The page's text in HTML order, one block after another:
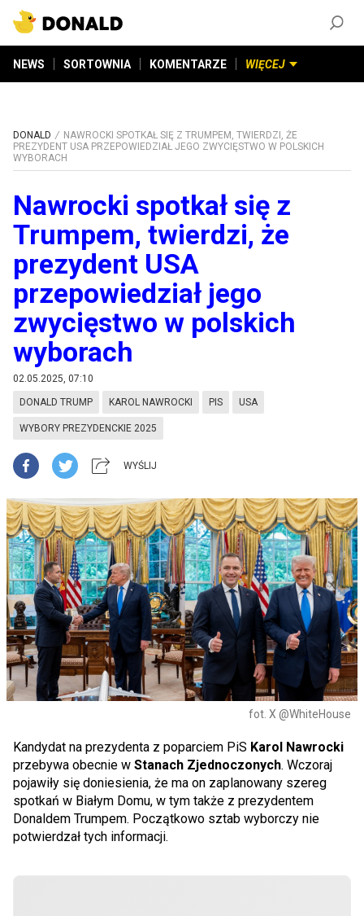
NEWS SORTOWNIA KOMENTARZE WIĘCEJ
DONALD
NAWROCKI SPOTKAŁ SIĘ Z TRUMPEM, TWIERDZI, ŻE
PREZYDENT USA PRZEPOWIEDZIAŁ JEGO ZWYCIĘSTWO W POLSKICH
WYBORACH
Nawrocki spotkał się z
Trumpem, twierdzi, że
prezydent USA
przepowiedział jego
zwycięstwo w polskich
wyborach
02.05.2025, 07:10
DONALD TRUMP KAROL NAWROCKI PIS USA
WYBORY PREZYDENCKIE 2025
WYŚLIJ
fot. X @WhiteHouse
Kandydat na prezydenta z poparciem PiS Karol Nawrocki
przebywa obecnie w Stanach Zjednoczonych. Wczoraj
pojawiły się doniesienia, że ma on zaplanowany szereg
spotkań w Białym Domu, w tym także z prezydentem
Donaldem Trumpem. Początkowo sztab wyborczy nie
potwierdzał tych informacji.